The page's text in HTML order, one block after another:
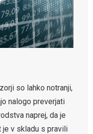
so lahko notranji,
nalogo preverjati
naprej, da je
je v skladu s pravili